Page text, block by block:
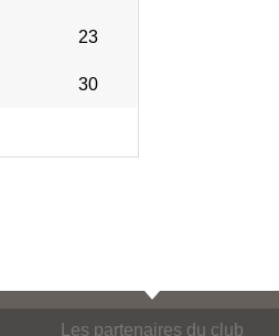
23
30
Les partenaires du club